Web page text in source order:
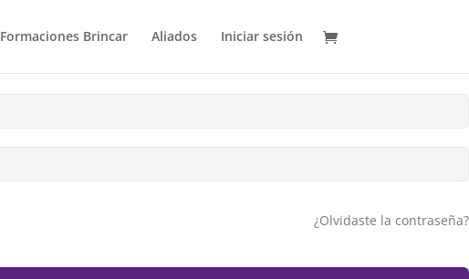
Formaciones Brincar Aliados Iniciar sesión
¿Olvidaste la contraseña?